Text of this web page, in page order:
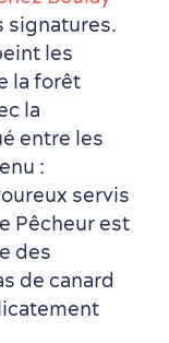
signatures.
les
la forêt
la
entre les
:
servis
Pêcheur est
des
de canard